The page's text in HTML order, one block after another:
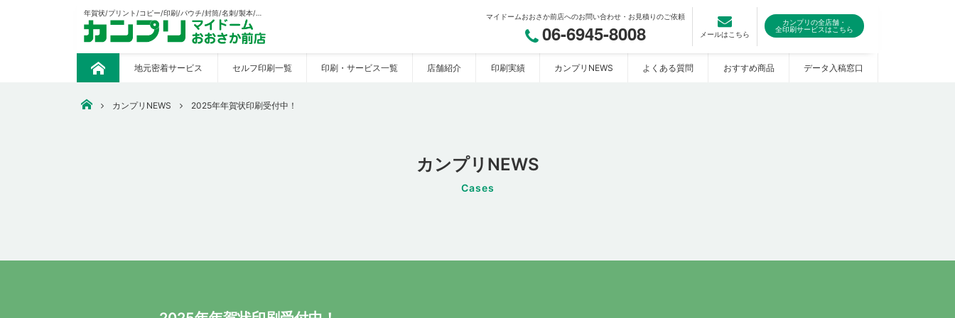
マイドームおおさか前店へのお問い合わせ・お見積りのご依頼
06-6945-8008 メールはこちら
カンプリの全店舗・
全印刷サービスはこちら
ト
プ
地元密着サービス セルフ印刷一覧 印刷・サービス一覧 店舗紹介 印刷実績 カンプリNEWS よくある質問 おすすめ商品 データ入稿窓口
大阪市中央区で安いコピー・印刷なら【カンプリマイドームおおさか】
カンプリNEWS 2025年年賀状印刷受付中！
カンプリNEWS
Cases